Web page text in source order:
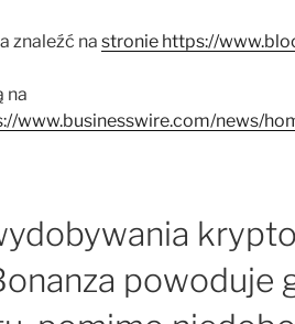
znaleźć na stronie https://
na
www.businesswire.com/news/
powoduje